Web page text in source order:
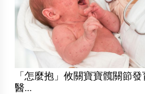
「怎麼抱」攸關寶寶髖關節
醫...